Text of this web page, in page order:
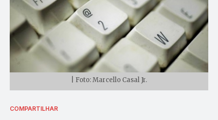
| Foto: Marcello Casal Jr.
COMPARTILHAR